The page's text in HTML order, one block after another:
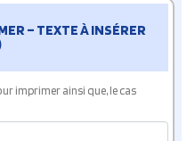
– TEXTE À INSÉRER
imprimer ainsi que, le cas